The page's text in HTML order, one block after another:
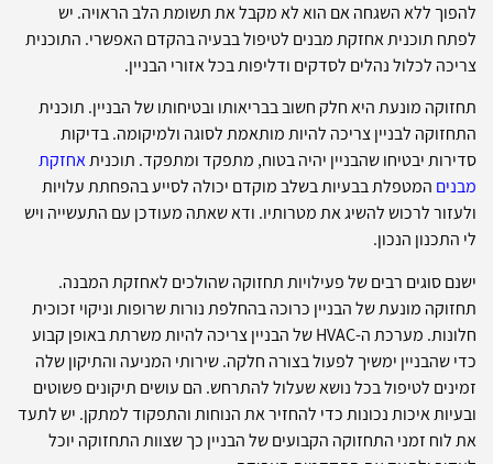
להפוך ללא השגחה אם הוא לא מקבל את תשומת הלב הראויה. יש
לפתח תוכנית אחזקת מבנים לטיפול בבעיה בהקדם האפשרי. התוכנית
צריכה לכלול נהלים לסדקים ודליפות בכל אזורי הבניין.
תחזוקה מונעת היא חלק חשוב בבריאותו ובטיחותו של הבניין. תוכנית
התחזוקה לבניין צריכה להיות מותאמת לסוגה ולמיקומה. בדיקות
סדירות יבטיחו שהבניין יהיה בטוח, מתפקד ומתפקד. תוכניתאחזקת
מבנים המטפלת בבעיות בשלב מוקדם יכולה לסייע בהפחתת עלויות
ולעזור לרכוש להשיג את מטרותיו. ודא שאתה מעודכן עם התעשייה ויש
לי התכנון הנכון.
ישנם סוגים רבים של פעילויות תחזוקה שהולכים לאחזקת המבנה.
תחזוקה מונעת של הבניין כרוכה בהחלפת נורות שרופות וניקוי זכוכית
חלונות. מערכת ה-HVAC של הבניין צריכה להיות משרתת באופן קבוע
כדי שהבניין ימשיך לפעול בצורה חלקה. שירותי המניעה והתיקון שלה
זמינים לטיפול בכל נושא שעלול להתרחש. הם עושים תיקונים פשוטים
ובעיות איכות נכונות כדי להחזיר את הנוחות והתפקוד למתקן. יש לתעד
את לוח זמני התחזוקה הקבועים של הבניין כך שצוות התחזוקה יוכל